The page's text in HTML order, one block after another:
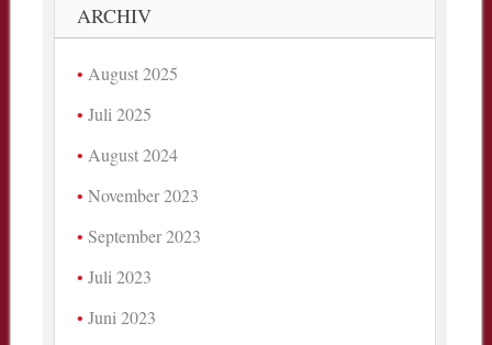
ARCHIV
August 2025
Juli 2025
August 2024
November 2023
September 2023
Juli 2023
Juni 2023